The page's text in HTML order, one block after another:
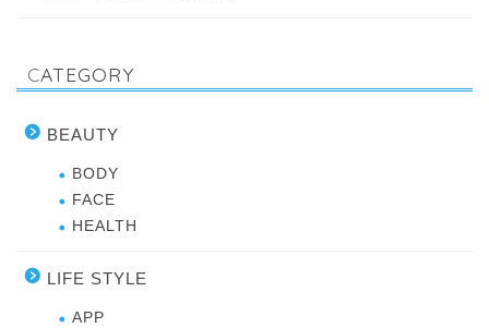
CATEGORY
BEAUTY
BODY
FACE
HEALTH
LIFE STYLE
APP